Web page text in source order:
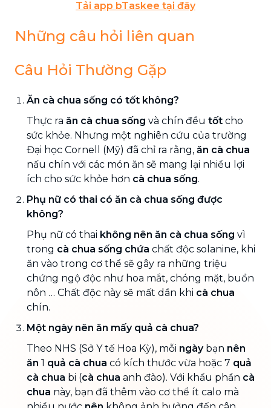
Tải app bTaskee tại đây
Những câu hỏi liên quan
Câu Hỏi Thường Gặp
Ăn cà chua sống có tốt không?
Thực ra ăn cà chua sống và chín đều tốt cho
sức khỏe. Nhưng một nghiên cứu của trường
Đại học Cornell (Mỹ) đã chỉ ra rằng, ăn cà chua
nấu chín với các món ăn sẽ mang lại nhiều lợi
ích cho sức khỏe hơn cà chua sống.
Phụ nữ có thai có ăn cà chua sống được
không?
Phụ nữ có thai không nên ăn cà chua sống vì
trong cà chua sống chứa chất độc solanine, khi
ăn vào trong cơ thể sẽ gây ra những triệu
chứng ngộ độc như hoa mắt, chóng mặt, buồn
nôn … Chất độc này sẽ mất dần khi cà chua
chín.
Một ngày nên ăn mấy quả cà chua?
Theo NHS (Sở Y tế Hoa Kỳ), mỗi ngàybạn nên
ăn 1 quả cà chua có kích thước vừa hoặc 7 quả
cà chua bi (cà chua anh đào). Với khẩu phần cà
chua này, bạn đã thêm vào cơ thể ít calo mà